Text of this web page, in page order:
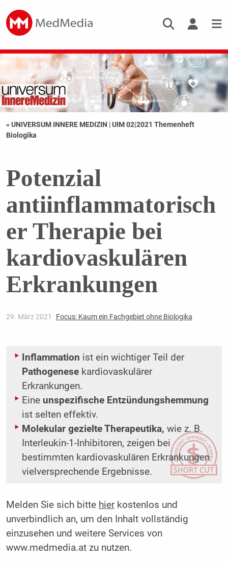
« UNIVERSUM INNERE MEDIZIN |UIM 02|2021 Themenheft
Biologika
Potenzial
antiinflammatorisch
er Therapie bei
kardiovaskulären
Erkrankungen
29. März 2021 Focus: Kaum ein Fachgebiet ohne Biologika
Inflammation ist ein wichtiger Teil der
Pathogenesekardiovaskulärer
Erkrankungen.
Eine unspezifische Entzündungshemmung
ist selten effektiv.
Molekular gezielte Therapeutika, wie z. B.
Interleukin-1-Inhibitoren, zeigen bei
bestimmten kardiovaskulären Erkrankungen
vielversprechende Ergebnisse.
Melden Sie sich bitte hierkostenlos und
unverbindlich an, um den Inhalt vollständig
einzusehen und weitere Services von
www.medmedia.at zu nutzen.